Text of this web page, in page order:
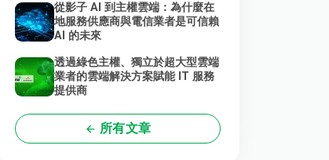
從影子 AI 到主權雲端：為什麼在
地服務供應商與電信業者是可信賴
AI 的未來
透過綠色主權、獨立於超大型雲端
業者的雲端解決方案賦能 IT 服務
提供商
所有文章